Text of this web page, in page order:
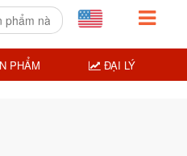
PHẨM ĐẠI LÝ